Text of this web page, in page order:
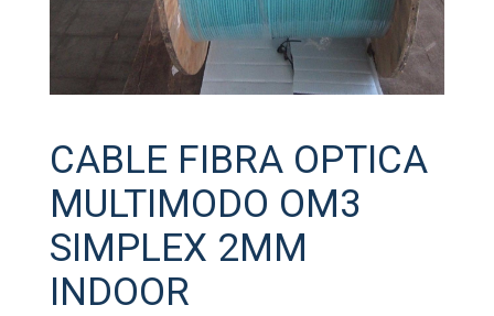
CABLE FIBRA OPTICA
MULTIMODO OM3
SIMPLEX 2MM
INDOOR